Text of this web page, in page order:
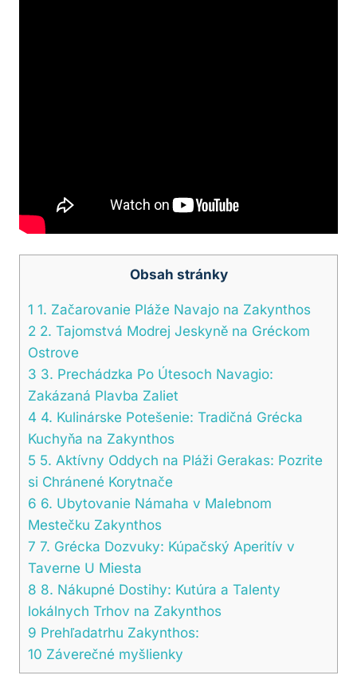
Obsah stránky
1 1. Začarovanie Pláže Navajo na Zakynthos
2 2. Tajomstvá Modrej Jeskyně na Gréckom
Ostrove
3 3. Prechádzka Po Útesoch Navagio:
Zakázaná Plavba Zaliet
4 4. Kulinárske Potešenie: Tradičná Grécka
Kuchyňa na Zakynthos
5 5. Aktívny Oddych na Pláži Gerakas: Pozrite
si Chránené Korytnače
6 6. Ubytovanie Námaha v Malebnom
Mestečku Zakynthos
7 7. Grécka Dozvuky: Kúpačský Aperitív v
Taverne U Miesta
8 8. Nákupné Dostihy: Kutúra a Talenty
lokálnych Trhov na Zakynthos
9 Prehľadatrhu Zakynthos:
10 Záverečné myšlienky